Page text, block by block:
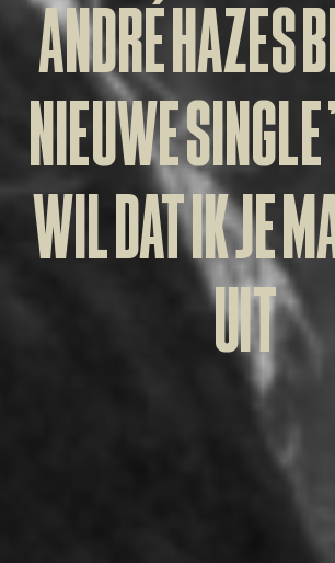
ANDRÉ HAZES
NIEUWE
WIL DAT IK JE
UIT